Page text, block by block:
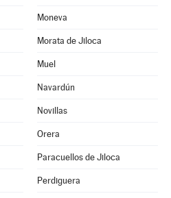
Moneva
Morata de Jiloca
Muel
Navardún
Novillas
Orera
Paracuellos de Jiloca
Perdiguera